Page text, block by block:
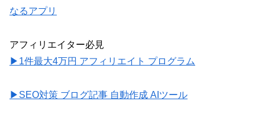
なるアプリ
アフィリエイター必見
▶1件最大4万円 アフィリエイト プログラム
▶SEO対策 ブログ記事 自動作成 AIツール